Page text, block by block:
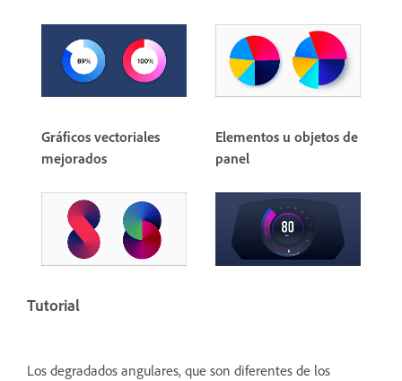
Gráficos vectoriales
mejorados
Elementos u objetos de
panel
Tutorial
Los degradados angulares, que son diferentes de los